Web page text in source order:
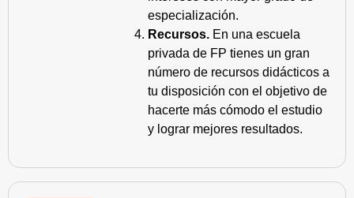
especialización.
Recursos. En una escuela
privada de FP tienes un gran
número de recursos didácticos a
tu disposición con el objetivo de
hacerte más cómodo el estudio
y lograr mejores resultados.